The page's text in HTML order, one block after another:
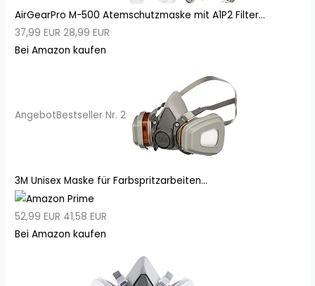
AirGearPro M-500 Atemschutzmaske mit A1P2 Filter...
37,99 EUR 28,99 EUR
Bei Amazon kaufen
AngebotBestseller Nr. 2
3M Unisex Maske für Farbspritzarbeiten...
52,99 EUR 41,58 EUR
Bei Amazon kaufen